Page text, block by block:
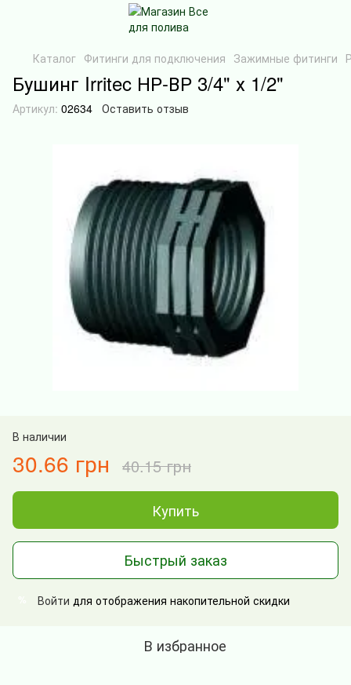
Каталог Фитинги для подключения Зажимные фитинги
Бушинг Irritec НР-ВР 3/4" х 1/2"
Артикул: 02634 Оставить отзыв
В наличии
30.66 грн 40.15 грн
Купить
Быстрый заказ
Войти для отображения накопительной скидки
В избранное